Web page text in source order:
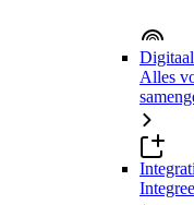
Alles